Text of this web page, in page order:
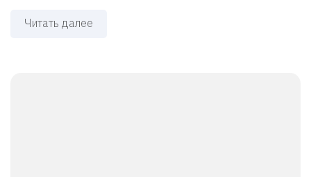
Читать далее